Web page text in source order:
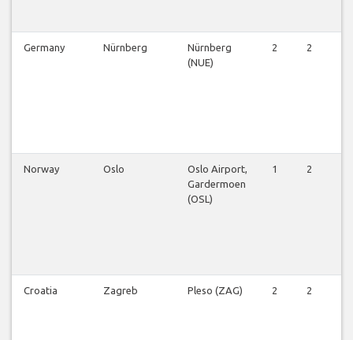
Germany Nürnberg
Nürnberg
(NUE)
2 2
Norway Oslo
Oslo Airport,
Gardermoen
(OSL)
1 2
Croatia Zagreb Pleso (ZAG) 2 2